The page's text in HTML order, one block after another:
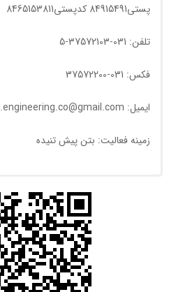
پستی84915491 کدپستی8465153811
تلفن: 031-37572103-5
فکس: 031-37572200
ایمیل: khooneh.engineering.co@gmail.com
زمینه فعالیت: بتن پیش تنیده